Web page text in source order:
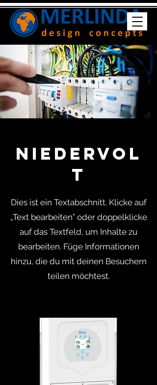
Niedervol
t
Dies ist ein Textabschnitt. Klicke auf
„Text bearbeiten” oder doppelklicke
auf das Textfeld, um Inhalte zu
bearbeiten. Füge Informationen
hinzu, die du mit deinen Besuchern
teilen möchtest.